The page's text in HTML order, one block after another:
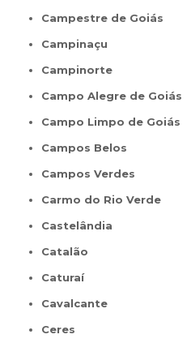
Campestre de Goiás
Campinaçu
Campinorte
Campo Alegre de Goiás
Campo Limpo de Goiás
Campos Belos
Campos Verdes
Carmo do Rio Verde
Castelândia
Catalão
Caturaí
Cavalcante
Ceres